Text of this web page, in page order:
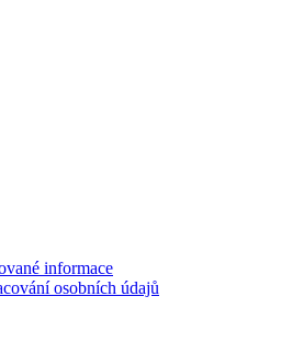
informace
osobních údajů